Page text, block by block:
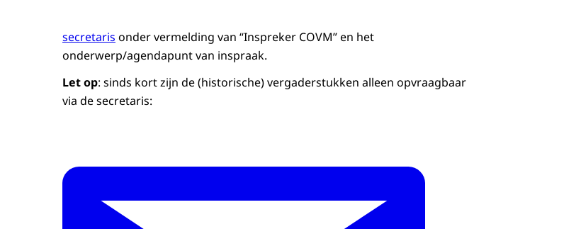
secretaris onder vermelding van “Inspreker COVM” en het
onderwerp/agendapunt van inspraak.
Let op: sinds kort zijn de (historische) vergaderstukken alleen opvraagbaar
via de secretaris: